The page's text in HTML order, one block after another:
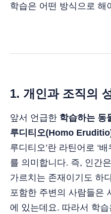
학습은 어떤 방식으로 해
1. 개인과 조직의
앞서 언급한 학습하는 동
루디티오(Homo
루디티오’란 라틴어로 ‘
를 의미합니다. 즉, 인간
가르치는 존재이기도 하
포함한 주변의 사람들은
에 있는데요. 따라서 학